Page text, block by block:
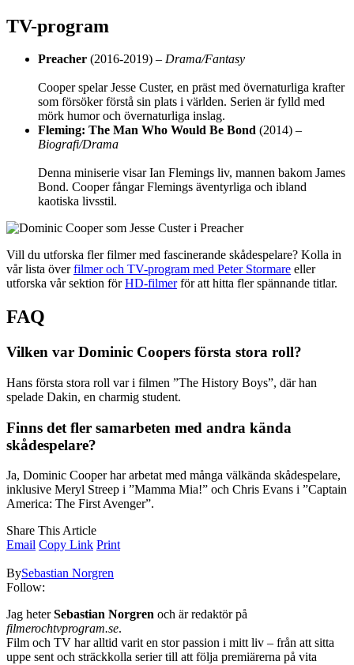
TV-program
Preacher (2016-2019) – Drama/Fantasy
Cooper spelar Jesse Custer, en präst med övernaturliga krafter
som försöker förstå sin plats i världen. Serien är fylld med
mörk humor och övernaturliga inslag.
Fleming: The Man Who Would Be Bond (2014) –
Biografi/Drama
Denna miniserie visar Ian Flemings liv, mannen bakom James
Bond. Cooper fångar Flemings äventyrliga och ibland
kaotiska livsstil.
Vill du utforska fler filmer med fascinerande skådespelare? Kolla in
vår lista överfilmer och TV-program med Peter Stormare eller
utforska vår sektion förHD-filmerför att hitta fler spännande titlar.
FAQ
Vilken var Dominic Coopers första stora roll?
Hans första stora roll var i filmen ”The History Boys”, där han
spelade Dakin, en charmig student.
Finns det fler samarbeten med andra kända
skådespelare?
Ja, Dominic Cooper har arbetat med många välkända skådespelare,
inklusive Meryl Streep i ”Mamma Mia!” och Chris Evans i ”Captain
America: The First Avenger”.
Share This Article
Email Copy Link Print
BySebastian Norgren
Follow:
Jag heterSebastian Norgren och är redaktör på
filmerochtvprogram.se.
Film och TV har alltid varit en stor passion i mitt liv – från att sitta
uppe sent och sträckkolla serier till att följa premiärerna på vita